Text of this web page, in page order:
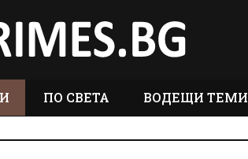
ПО СВЕТА ВОДЕЩИ ТЕМИ